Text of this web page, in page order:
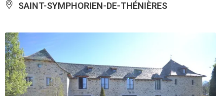
SAINT-SYMPHORIEN-DE-THÉNIÈRES